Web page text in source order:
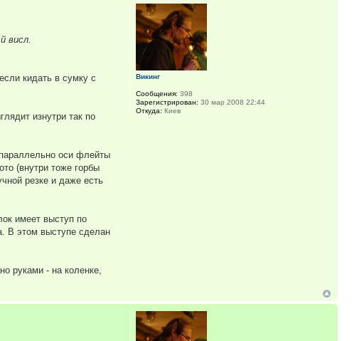
висл.
кидать в сумку с
изнутри так по
параллельно оси флейты
(внутри тоже горбы
резке и даже есть
имеет выступ по
В этом выступе сделан
руками - на коленке,
Викинг
Сообщения: 398
Зарегистрирован: 30 мар 2008 22:44
Откуда: Киев